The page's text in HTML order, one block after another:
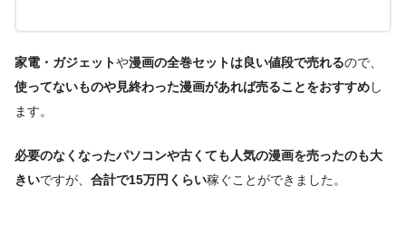
家電・ガジェットや漫画の全巻セットは良い値段で売れるので、
使ってないものや見終わった漫画があれば売ることをおすすめし
ます。
必要のなくなったパソコンや古くても人気の漫画を売ったのも大
きいですが、 合計で15万円くらい稼ぐことができました。